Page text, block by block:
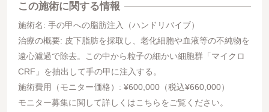
この施術に関する情報
施術名: 手の甲への脂肪注入（ハンドリバイブ）
治療の概要: 皮下脂肪を採取し、老化細胞や血液等の不純物を
遠心濾過で除去。この中から粒子の細かい細胞群「マイクロ
CRF」を抽出して手の甲に注入する。
施術費用（モニター価格）: ¥600,000（税込¥660,000）
モニター募集に関して詳しくはこちらをご覧ください。